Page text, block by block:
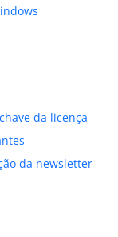
da licença
da newsletter